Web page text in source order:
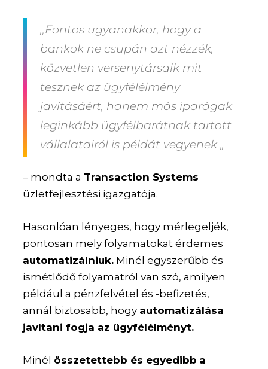
,,Fontos ugyanakkor, hogy a
bankok ne csupán azt nézzék,
közvetlen versenytársaik mit
tesznek az ügyfélélmény
javításáért, hanem más iparágak
leginkább ügyfélbarátnak tartott
vállalatairól is példát vegyenek „
– mondta a Transaction Systems
üzletfejlesztési igazgatója.
Hasonlóan lényeges, hogy mérlegeljék,
pontosan mely folyamatokat érdemes
automatizálniuk. Minél egyszerűbb és
ismétlődő folyamatról van szó, amilyen
például a pénzfelvétel és -befizetés,
annál biztosabb, hogy automatizálása
javítani fogja az ügyfélélményt.
Minél összetettebb és egyedibb a